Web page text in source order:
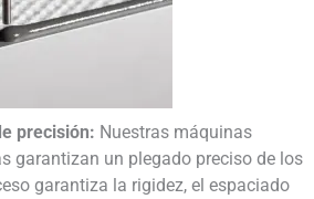
precisión: Nuestras máquinas
garantizan un plegado preciso de los
garantiza la rigidez, el espaciado